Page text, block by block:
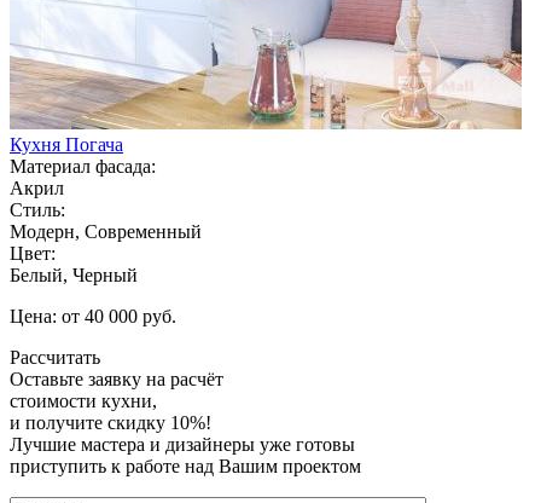
Кухня Погача
Материал фасада:
Акрил
Стиль:
Модерн, Современный
Цвет:
Белый, Черный
Цена: от 40 000 руб.
Рассчитать
Оставьте заявку на расчёт
стоимости кухни,
и получите скидку 10%!
Лучшие мастера и дизайнеры уже готовы
приступить к работе над Вашим проектом